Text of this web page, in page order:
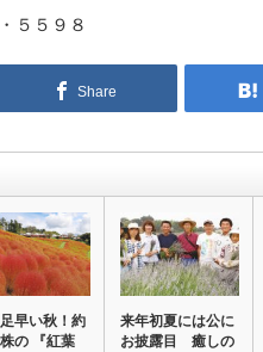
５５９８
Share
早い秋！約
の 『紅葉
来年初夏には公に
お披露目 癒しの